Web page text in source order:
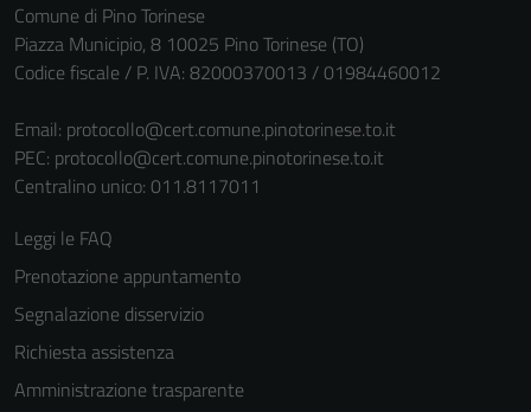
Comune di Pino Torinese
Piazza Municipio, 8 10025 Pino Torinese (TO)
Codice fiscale / P. IVA: 82000370013 / 01984460012
Email: protocollo@cert.comune.pinotorinese.to.it
PEC: protocollo@cert.comune.pinotorinese.to.it
Centralino unico: 011.8117011
Leggi le FAQ
Prenotazione appuntamento
Segnalazione disservizio
Richiesta assistenza
Amministrazione trasparente